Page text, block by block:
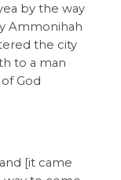
by the way
Ammonihah
the city
to a man
God
[it came